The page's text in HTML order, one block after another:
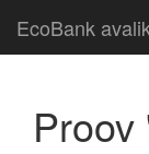
EcoBank